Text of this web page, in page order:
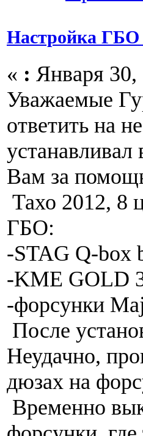
Настройка ГБО
« : Января 30,
Уважаемые
ответить на
Вам за
Тахо 2012, 8
ГБО:
-STAG Q-box
-KME GOLD
-форсунки
После
Неудачно,
дюзах на
Временно